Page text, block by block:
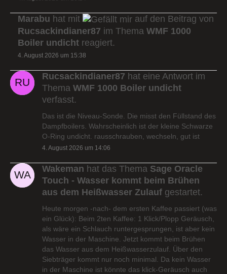
Marabu hat mit
auf den Beitrag von
Rucsackindianer87 im Thema WMF 1000
Boiler undicht reagiert.
4. August 2026 um 15:38
Rucsackindianer87 hat eine Antwort im
Thema WMF 1000 Boiler undicht
verfasst.
Das ist die Niveau-Sonde. Die misst den Füllstand des
Dampfboilers. Wahrscheinlich ist der kleine Schwarze
O-Ring undicht. rausschrauben, wechseln, gut ist
4. August 2026 um 14:06
Wakeman hat das Thema Sage Oracle
Touch - Wasser kommt beim Brühen
aus dem Heißwasser Zulauf gestartet.
Heute morgen -nach- dem ersten Kaffee passiert (was
ein Glück): Beim 2ten Kaffee: 1 Klick/Plopp Geräusch,
als wäre ein Schlauch runtergesprungen, ist aber kein
Wasser in der Maschine. Jetzt kommt beim Brühen
das Wasser aus dem Heißwasserzulauf. Über den
Siebträger kommt nur noch minimal. Da kein Wasser
in der Maschine ist könnte das klick-Geräusch auch